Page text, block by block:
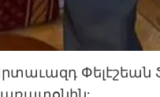
Փելէշեան